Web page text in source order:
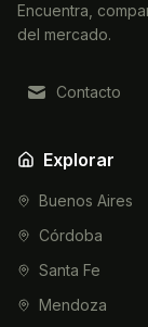
Encuentra,
del mercado.
Contacto
Explorar
Buenos Aires
Córdoba
Santa Fe
Mendoza